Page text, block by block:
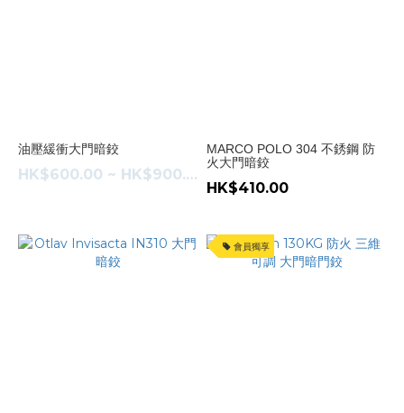
油壓緩衝大門暗鉸
HK$600.00 ~ HK$900.00
MARCO POLO 304 不銹鋼 防
火大門暗鉸
HK$410.00
會員獨享